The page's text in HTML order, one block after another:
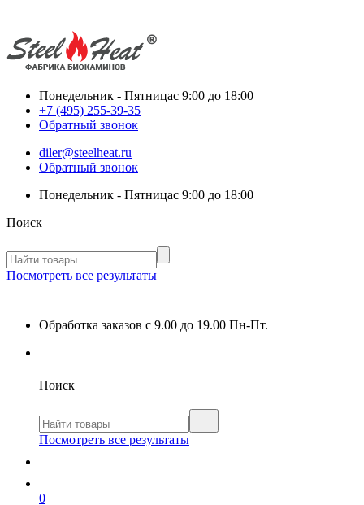
Понедельник - Пятницас 9:00 до 18:00
+7 (495) 255-39-35
Обратный звонок
diler@steelheat.ru
Обратный звонок
Понедельник - Пятницас 9:00 до 18:00
Поиск
Посмотреть все результаты
Обработка заказов с 9.00 до 19.00 Пн-Пт.
Поиск
Посмотреть все результаты
0